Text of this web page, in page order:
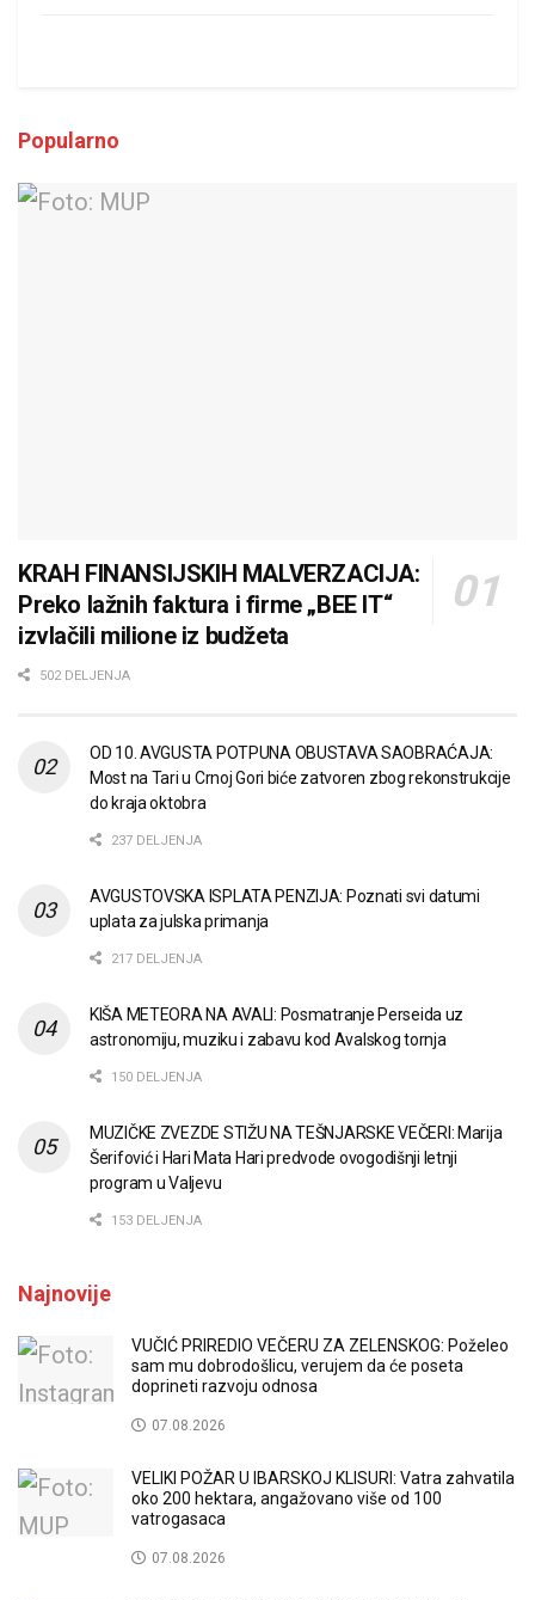
Popularno
KRAH FINANSIJSKIH MALVERZACIJA:
Preko lažnih faktura i firme „BEE IT“
izvlačili milione iz budžeta
502 DELJENJA
OD 10. AVGUSTA POTPUNA OBUSTAVA SAOBRAĆAJA:
Most na Tari u Crnoj Gori biće zatvoren zbog rekonstrukcije
do kraja oktobra
237 DELJENJA
AVGUSTOVSKA ISPLATA PENZIJA: Poznati svi datumi
uplata za julska primanja
217 DELJENJA
KIŠA METEORA NA AVALI: Posmatranje Perseida uz
astronomiju, muziku i zabavu kod Avalskog tornja
150 DELJENJA
MUZIČKE ZVEZDE STIŽU NA TEŠNJARSKE VEČERI: Marija
Šerifović i Hari Mata Hari predvode ovogodišnji letnji
program u Valjevu
153 DELJENJA
Najnovije
VUČIĆ PRIREDIO VEČERU ZA ZELENSKOG: Poželeo
sam mu dobrodošlicu, verujem da će poseta
doprineti razvoju odnosa
07.08.2026
VELIKI POŽAR U IBARSKOJ KLISURI: Vatra zahvatila
oko 200 hektara, angažovano više od 100
vatrogasaca
07.08.2026